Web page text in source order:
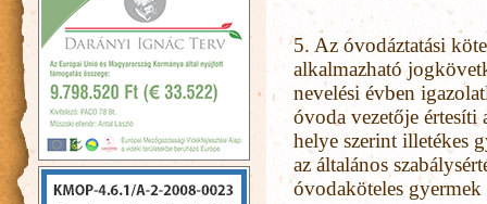
5. Az óvodáztatási
alkalmazható
nevelési évben
óvoda vezetője értesíti
helye szerint illetékes
az általános
óvodaköteles